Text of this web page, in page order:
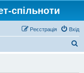
спільноти
Вхід
Реєстрація